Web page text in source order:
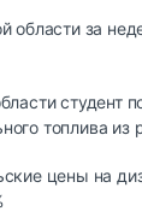
области за
студент
топлива из
цены на